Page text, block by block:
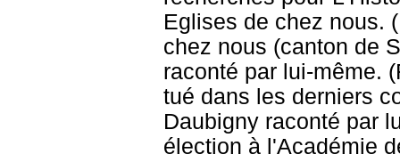
Eglises de chez nous.
chez nous (canton de
raconté par lui-même.
tué dans les derniers
Daubigny raconté par
élection à l'Académie